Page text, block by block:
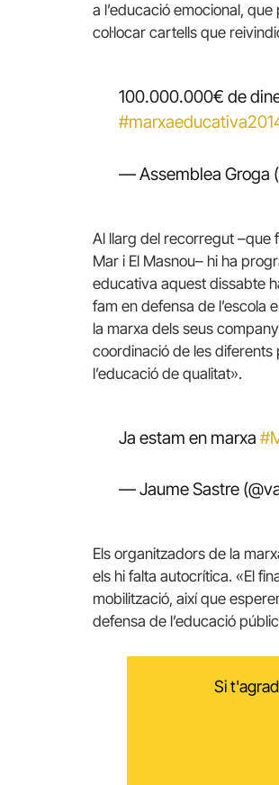
a l’educació emocional,
col·locar cartells que
100.000.000€ de
— Assemblea Groga
Al llarg del recorregut –que
Mar i El Masnou– hi ha
educativa aquest dissabte
fam en defensa de l’escola
la marxa dels seus
coordinació de les
l’educació de qualitat».
Ja estam en marxa
— Jaume Sastre
Els organitzadors de la
els hi falta autocrítica. «El
mobilització, així que
defensa de l’educació
Si